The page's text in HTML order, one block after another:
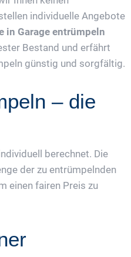
individuelle Angebote
in Garage entrümpeln
Bestand und erfährt
günstig und sorgfältig.
– die
berechnet. Die
der zu entrümpelnden
einen fairen Preis zu